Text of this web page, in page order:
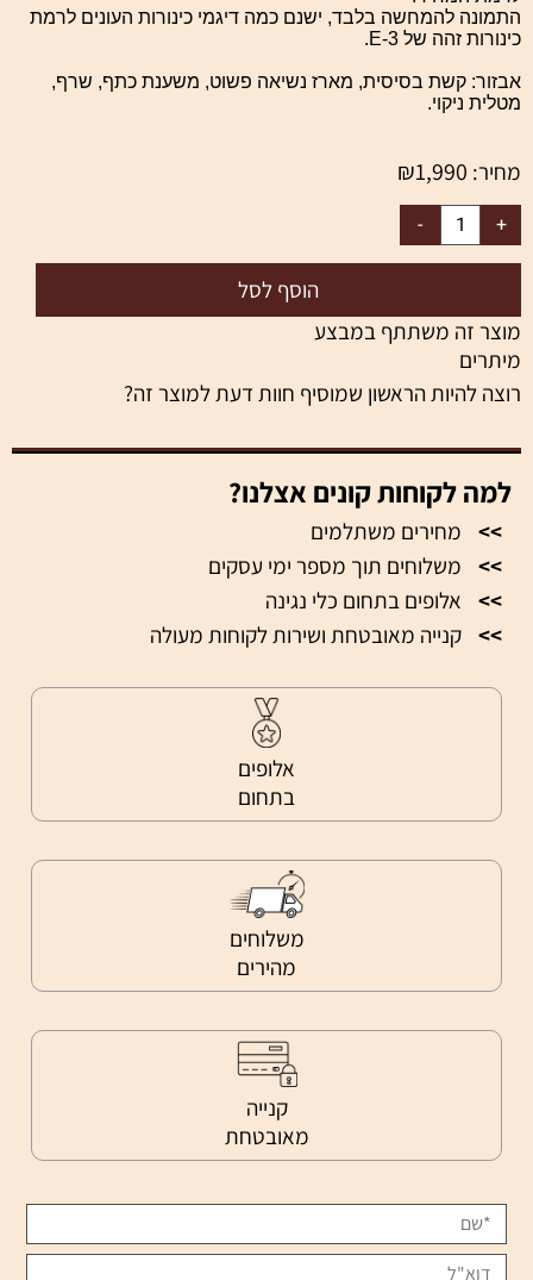
התמונה להמחשה בלבד, ישנם כמה דיגמי כינורות העונים לרמת
כינורות זהה של E-3.
אבזור: קשת בסיסית, מארז נשיאה פשוט, משענת כתף, שרף,
מטלית ניקוי.
מחיר: ₪1,990
הוסף לסל
מוצר זה משתתף במבצע
מיתרים
רוצה להיות הראשון שמוסיף חוות דעת למוצר זה?
למה לקוחות קונים אצלנו?
>>
מחירים משתלמים
>>
משלוחים תוך מספר ימי עסקים
>>
אלופים בתחום כלי נגינה
>> קנייה מאובטחת ושירות לקוחות מעולה
אלופים
בתחום
משלוחים
מהירים
קנייה
מאובטחת